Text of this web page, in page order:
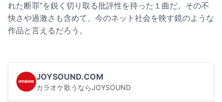
れた断罪”を鋭く切り取る批評性を持った１曲だ。その不
快さや過激さも含めて、今のネット社会を映す鏡のような
作品と言えるだろう。
JOYSOUND.COM
カラオケ歌うならJOYSOUND